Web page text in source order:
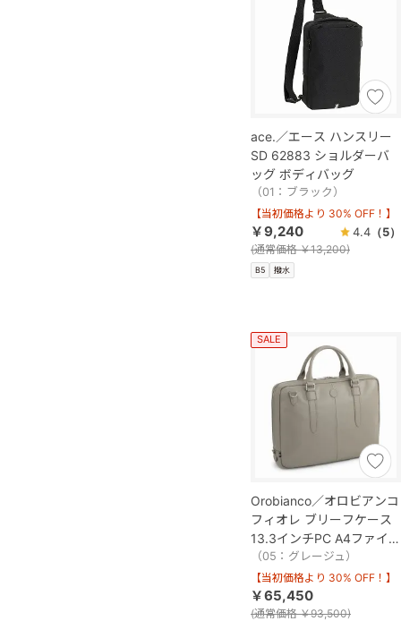
ace.／エース ハンスリー
SD 62883 ショルダーバ
ッグ ボディバッグ
（01：ブラック）
B5 撥水
【当初価格より 30% OFF！】
￥9,240
(通常価格￥13,200)
4.4 （5）
Orobianco／オロビアンコ
フィオレ ブリーフケース
13.3インチPC A4ファイル
93005
（05：グレージュ）
SALE
【当初価格より 30% OFF！】
￥65,450
(通常価格￥93,500)